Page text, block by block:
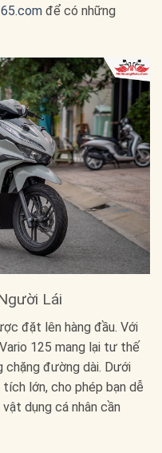
để có những
Lái
đặt lên hàng đầu. Với
125 mang lại tư thế
chặng đường dài. Dưới
lớn, cho phép bạn dễ
dụng cá nhân cần